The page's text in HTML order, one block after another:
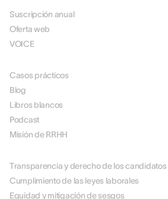
Suscripción anual
Oferta web
VOICE
Casos prácticos
Blog
Libros blancos
Podcast
Misión de RRHH
Transparencia y derecho de los candidatos
Cumplimiento de las leyes laborales
Equidad y mitigación de sesgos